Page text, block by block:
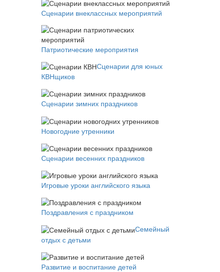
Сценарии внеклассных мероприятий
Патриотические мероприятия
Сценарии для юных
КВНщиков
Сценарии зимних праздников
Новогодние утренники
Сценарии весенних праздников
Игровые уроки английского языка
Поздравления с праздником
Семейный
отдых с детьми
Развитие и воспитание детей